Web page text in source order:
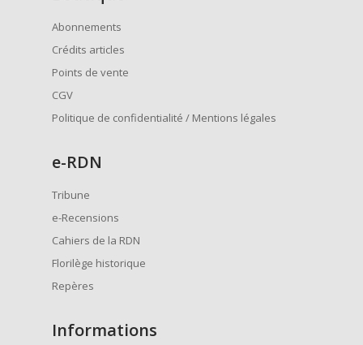
Abonnements
Crédits articles
Points de vente
CGV
Politique de confidentialité / Mentions légales
e-RDN
Tribune
e-Recensions
Cahiers de la RDN
Florilège historique
Repères
Informations